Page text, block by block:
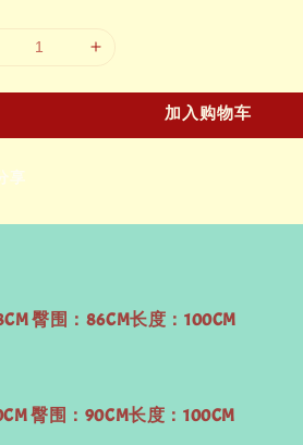
加入购物车
享
臀围：86CM长度：100CM
臀围：90CM长度：100CM